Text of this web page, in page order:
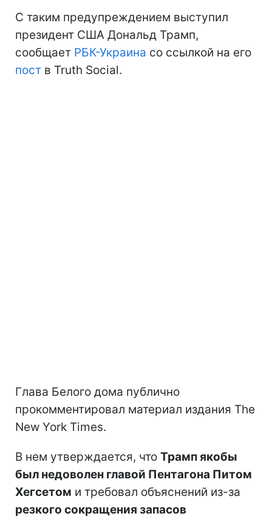
С таким предупреждением выступил
президент США Дональд Трамп,
сообщает РБК-Украина со ссылкой на его
пост в Truth Social.
Глава Белого дома публично
прокомментировал материал издания The
New York Times.
В нем утверждается, что Трамп якобы
был недоволен главой Пентагона Питом
Хегсетом и требовал объяснений из-за
резкого сокращения запасов